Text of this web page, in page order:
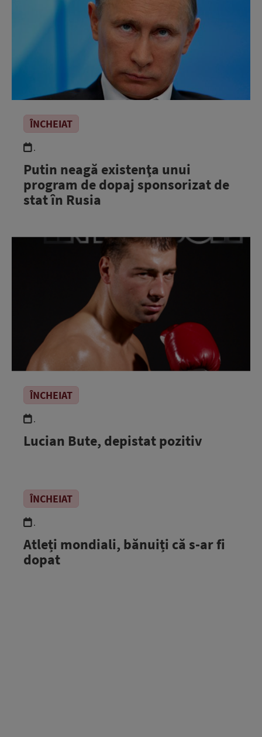
ÎNCHEIAT
.
Putin neagă existenţa unui
program de dopaj sponsorizat de
stat în Rusia
ÎNCHEIAT
.
Lucian Bute, depistat pozitiv
ÎNCHEIAT
.
Atleți mondiali, bănuiți că s-ar fi
dopat